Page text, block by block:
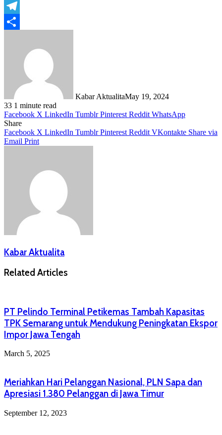
WhatsApp
Telegram
Kabar AktualitaMay 19, 2024
33 1 minute read
Facebook X LinkedIn Tumblr Pinterest Reddit WhatsApp
Share
Facebook X LinkedIn Tumblr Pinterest Reddit VKontakte Share via
Email Print
Kabar Aktualita
Related Articles
PT Pelindo Terminal Petikemas Tambah Kapasitas
TPK Semarang untuk Mendukung Peningkatan Ekspor
Impor Jawa Tengah
March 5, 2025
Meriahkan Hari Pelanggan Nasional, PLN Sapa dan
Apresiasi 1.380 Pelanggan di Jawa Timur
September 12, 2023